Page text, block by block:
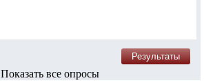
Показать все опросы